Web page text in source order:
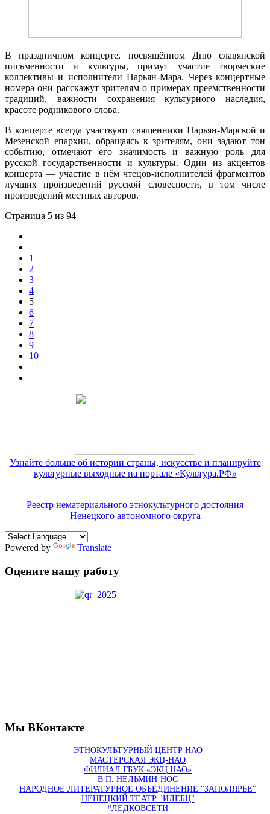
В праздничном концерте, посвящённом Дню славянской
письменности и культуры, примут участие творческие
коллективы и исполнители Нарьян-Мара. Через концертные
номера они расскажут зрителям о примерах преемственности
традиций, важности сохранения культурного наследия,
красоте родникового слова.
В концерте всегда участвуют священники Нарьян-Марской и
Мезенской епархии, обращаясь к зрителям, они задают тон
событию, отмечают его значимость и важную роль для
русской государственности и культуры. Один из акцентов
концерта — участие в нём чтецов-исполнителей фрагментов
лучших произведений русской словесности, в том числе
произведений местных авторов.
Страница 5 из 94
1
2
3
4
5
6
7
8
9
10
Узнайте больше об истории страны, искусстве и планируйте
культурные выходные на портале «Культура.РФ»
Реестр нематериального этнокультурного достояния
Ненецкого автономного округа
Powered by Translate
Оцените нашу работу
Мы ВКонтакте
ЭТНОКУЛЬТУРНЫЙ ЦЕНТР НАО
МАСТЕРСКАЯ ЭКЦ-НАО
ФИЛИАЛ ГБУК «ЭКЦ НАО»
В П. НЕЛЬМИН-НОС
НАРОДНОЕ ЛИТЕРАТУРНОЕ ОБЪЕДИНЕНИЕ "ЗАПОЛЯРЬЕ"
НЕНЕЦКИЙ ТЕАТР "ИЛЕБЦ"
#ЛЕДКОВСЕТИ